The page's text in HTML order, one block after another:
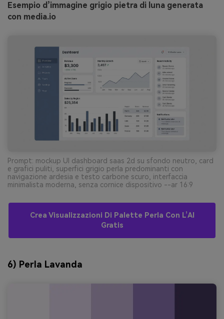
Esempio d’immagine grigio pietra di luna generata
con media.io
Prompt: mockup UI dashboard saas 2d su sfondo neutro, card
e grafici puliti, superfici grigio perla predominanti con
navigazione ardesia e testo carbone scuro, interfaccia
minimalista moderna, senza cornice dispositivo --ar 16:9
Crea Visualizzazioni Di Palette Perla Con L’AI
Gratis
6) Perla Lavanda